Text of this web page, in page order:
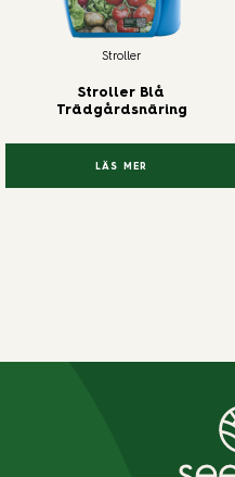
Stroller
Stroller Blå
Trädgårdsnäring
LÄS MER